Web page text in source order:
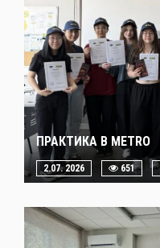
ПРАКТИКА В METRO
2.07. 2026 651